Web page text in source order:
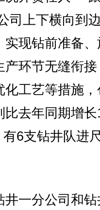
司上下横向到
实现钻前准备
产环节无缝衔
工艺等措施
比去年同期增
6支钻井队进
一分公司和钻